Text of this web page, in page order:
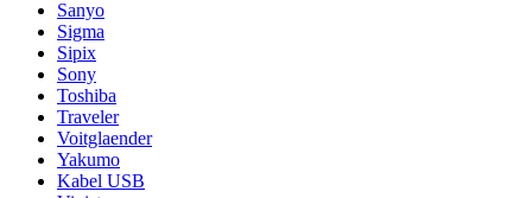
Sanyo
Sigma
Sipix
Sony
Toshiba
Traveler
Voitglaender
Yakumo
Kabel USB